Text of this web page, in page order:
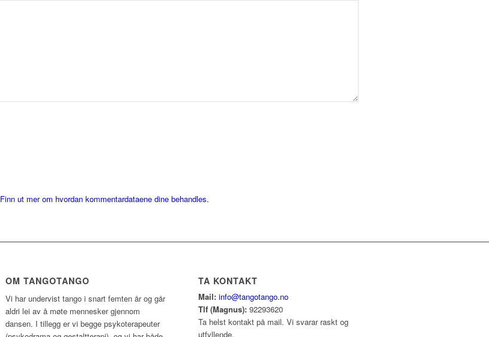
Finn ut mer om hvordan kommentardataene dine behandles.
OM TANGOTANGO
Vi har undervist tango i snart femten år og går
aldri lei av å møte mennesker gjennom
dansen. I tillegg er vi begge psykoterapeuter
TA KONTAKT
Mail: info@tangotango.no
Tlf (Magnus): 92293620
Ta helst kontakt på mail. Vi svarar raskt og
utfyllende.